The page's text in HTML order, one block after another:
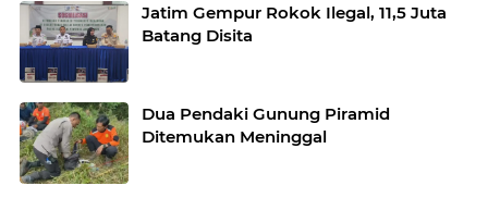
Jatim Gempur Rokok Ilegal, 11,5 Juta
Batang Disita
Dua Pendaki Gunung Piramid
Ditemukan Meninggal